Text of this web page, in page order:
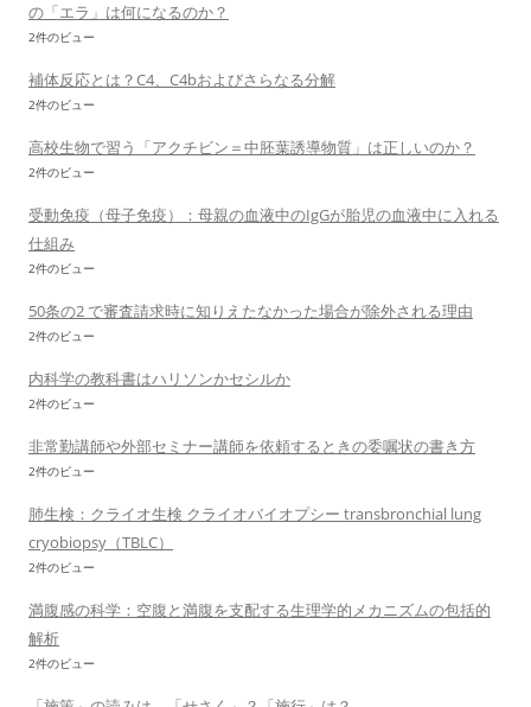
の「エラ」は何になるのか？
2件のビュー
補体反応とは？C4、C4bおよびさらなる分解
2件のビュー
高校生物で習う「アクチビン＝中胚葉誘導物質」は正しいのか？
2件のビュー
受動免疫（母子免疫）：母親の血液中のIgGが胎児の血液中に入れる
仕組み
2件のビュー
50条の2 で審査請求時に知りえたなかった場合が除外される理由
2件のビュー
内科学の教科書はハリソンかセシルか
2件のビュー
非常勤講師や外部セミナー講師を依頼するときの委嘱状の書き方
2件のビュー
肺生検：クライオ生検 クライオバイオプシー transbronchial lung
cryobiopsy（TBLC）
2件のビュー
満腹感の科学：空腹と満腹を支配する生理学的メカニズムの包括的
解析
2件のビュー